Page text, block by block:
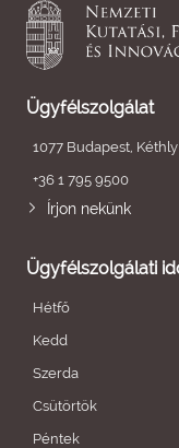
Ügyfélszolgálat
1077 Budapest,
+36 1 795 9500
Írjon nekünk
Ügyfélszolgálati
Hétfő
Kedd
Szerda
Csütörtök
Péntek